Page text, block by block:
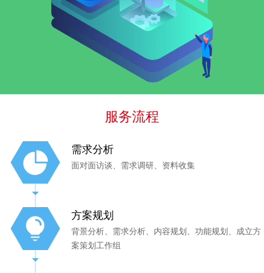
服务流程
需求分析
面对面访谈、需求调研、资料收集
方案规划
背景分析、需求分析、内容规划、功能规划、成立方
案策划工作组